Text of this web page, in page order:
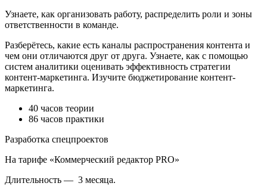
Узнаете, как организовать работу, распределить роли и зоны
ответственности в команде.
Разберётесь, какие есть каналы распространения контента и
чем они отличаются друг от друга. Узнаете, как с помощью
систем аналитики оценивать эффективность стратегии
контент-маркетинга. Изучите бюджетирование контент-
маркетинга.
40 часов теории
86 часов практики
Разработка спецпроектов
На тарифе «Коммерческий редактор PRO»
Длительность — 3 месяца.